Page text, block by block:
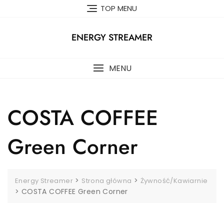
TOP MENU
ENERGY STREAMER
MENU
COSTA COFFEE
Green Corner
Energy Streamer > Strona główna > Żywność/Kawiarnie
> COSTA COFFEE Green Corner